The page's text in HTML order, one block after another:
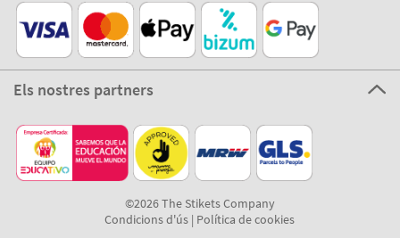
Els nostres partners
©2026 The Stikets Company
Condicions d'ús | Política de cookies